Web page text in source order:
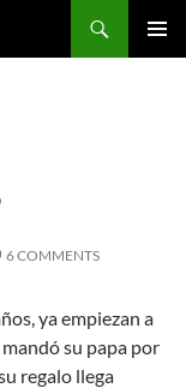
6 COMMENTS
ya empiezan a
su papa por
regalo llega